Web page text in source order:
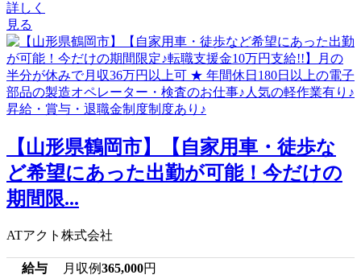
詳しく
見る
【山形県鶴岡市】【自家用車・徒歩な
ど希望にあった出勤が可能！今だけの
期間限...
ATアクト株式会社
給与 月収例365,000円